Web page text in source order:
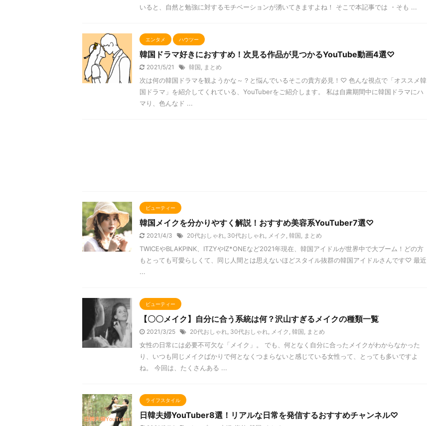
いると、自然と勉強に対するモチベーションが湧いてきますよね！ そこで本記事では ・そも ...
エンタメ ハウツー
韓国ドラマ好きにおすすめ！次見る作品が見つかるYouTube動画4選♡
2021/5/21 韓国, まとめ
次は何の韓国ドラマを観ようかな～？と悩んでいるそこの貴方必見！♡ 色んな視点で「オススメ韓
国ドラマ」を紹介してくれている、YouTuberをご紹介します。 私は自粛期間中に韓国ドラマにハ
マり、色んなド ...
ビューティー
韓国メイクを分かりやすく解説！おすすめ美容系YouTuber7選♡
2021/4/3 20代おしゃれ, 30代おしゃれ, メイク , 韓国, まとめ
TWICEやBLAKPINK、ITZYやIZ*ONEなど2021年現在、韓国アイドルが世界中で大ブーム！どの方
もとっても可愛らしくて、同じ人間とは思えないほどスタイル抜群の韓国アイドルさんです♡ 最近
...
ビューティー
【〇〇メイク】自分に合う系統は何？沢山すぎるメイクの種類一覧
2021/3/25 20代おしゃれ, 30代おしゃれ, メイク , 韓国, まとめ
女性の日常には必要不可欠な「メイク」。 でも、何となく自分に合ったメイクがわからなかった
り、いつも同じメイクばかりで何となくつまらないと感じている女性って、とっても多いですよ
ね。 今回は、たくさんある ...
ライフスタイル
日韓夫婦YouTuber8選！リアルな日常を発信するおすすめチャンネル♡